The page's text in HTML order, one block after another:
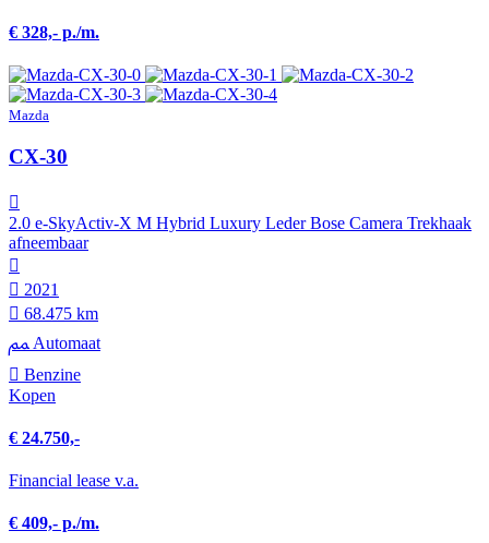
€ 328,- p./m.
Mazda
CX-30
2.0 e-SkyActiv-X M Hybrid Luxury Leder Bose Camera Trekhaak
afneembaar
2021
68.475 km
Automaat
Benzine
Kopen
€ 24.750,-
Financial lease v.a.
€ 409,- p./m.